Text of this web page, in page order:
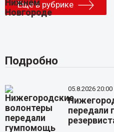
Еще в рубрике
Подробно
05.8.2026 20:00
передали